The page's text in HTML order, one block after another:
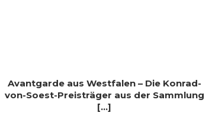
Avantgarde aus Westfalen – Die Konrad-
von-Soest-Preisträger aus der Sammlung
[...]